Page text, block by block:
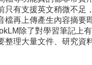
只有支援英文稍微不足
檔再上傳產生內容摘要
除了對學習筆記上
整理大量文件、研究資